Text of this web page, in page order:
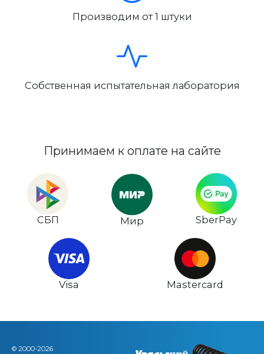
Производим от 1 штуки
Собственная испытательная лаборатория
Принимаем к оплате на сайте
СБП Мир SberPay
Visa Mastercard
© 2000-2026